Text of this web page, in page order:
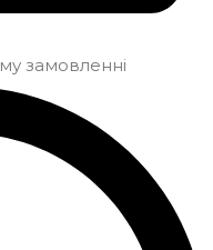
замовленні